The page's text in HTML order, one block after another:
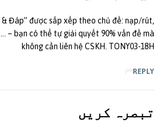
& Đáp” được sắp xếp theo chủ đề: nạp/rút,
– bạn có thể tự giải quyết 90% vấn đề mà
không cần liên hệ CSKH. TONY03-18H
REPLY
تبصرہ کريں